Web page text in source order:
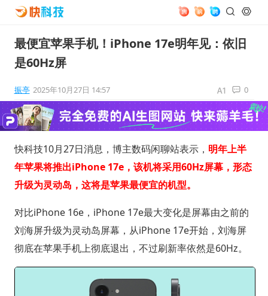
最便宜苹果手机！iPhone 17e明年见：依旧
是60Hz屏
振亭 2025年10月27日 14:57 0
快科技10月27日消息，博主数码闲聊站表示， 明年上半
年苹果将推出iPhone 17e，该机将采用60Hz屏幕，形态
升级为灵动岛，这将是苹果最便宜的机型。
对比iPhone 16e，iPhone 17e最大变化是屏幕由之前的
刘海屏升级为灵动岛屏幕，从iPhone 17e开始，刘海屏
彻底在苹果手机上彻底退出，不过刷新率依然是60Hz。